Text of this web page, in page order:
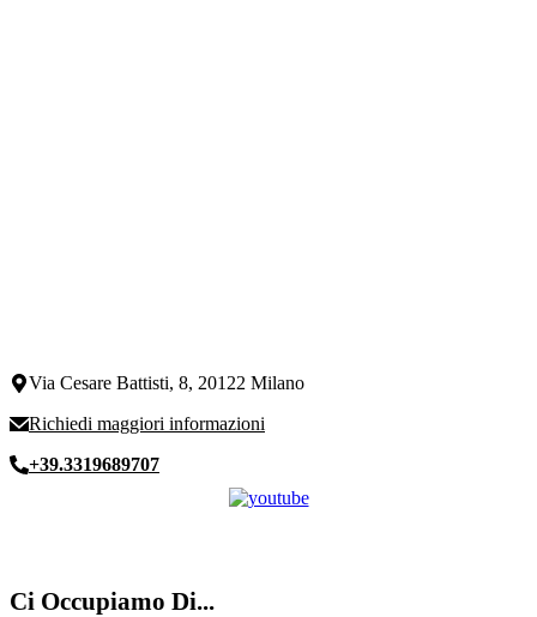
Via Cesare Battisti, 8, 20122 Milano
Richiedi maggiori informazioni
+39.3319689707
Ci Occupiamo Di...